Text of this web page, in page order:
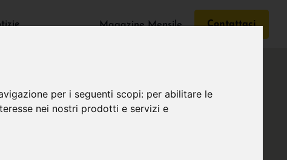
per i seguenti scopi: per abilitare le
nei nostri prodotti e servizi e
Magazine Mensile Contattaci